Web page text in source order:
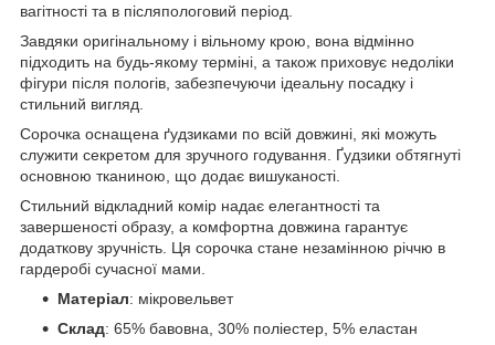
вагітності та в післяпологовий період.
Завдяки оригінальному і вільному крою, вона відмінно
підходить на будь-якому терміні, а також приховує недоліки
фігури після пологів, забезпечуючи ідеальну посадку і
стильний вигляд.
Сорочка оснащена ґудзиками по всій довжині, які можуть
служити секретом для зручного годування. Ґудзики обтягнуті
основною тканиною, що додає вишуканості.
Стильний відкладний комір надає елегантності та
завершеності образу, а комфортна довжина гарантує
додаткову зручність. Ця сорочка стане незамінною річчю в
гардеробі сучасної мами.
Матеріал: мікровельвет
Склад: 65% бавовна, 30% поліестер, 5% еластан